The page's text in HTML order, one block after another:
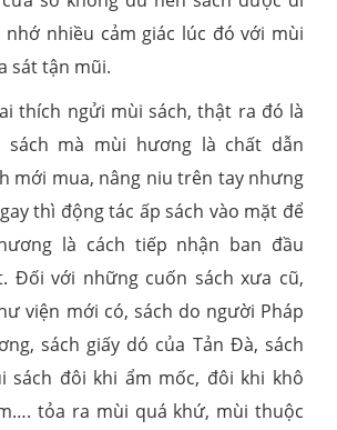
nhiều cảm giác lúc đó với mùi
sát tận mũi.
thích ngửi mùi sách, thật ra đó là
mà mùi hương là chất dẫn
mới mua, nâng niu trên tay nhưng
thì động tác ấp sách vào mặt để
là cách tiếp nhận ban đầu
Đối với những cuốn sách xưa cũ,
viện mới có, sách do người Pháp
sách giấy dó của Tản Đà, sách
sách đôi khi ẩm mốc, đôi khi khô
tỏa ra mùi quá khứ, mùi thuộc